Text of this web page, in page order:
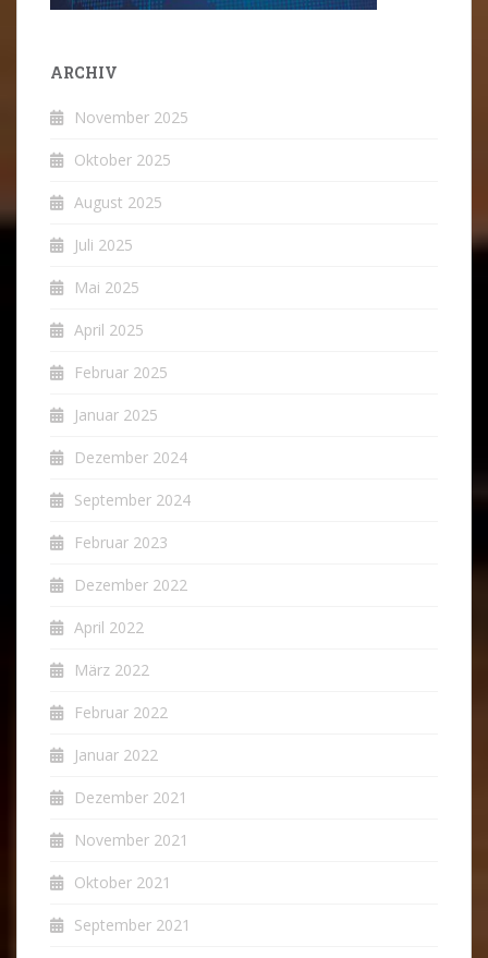
ARCHIV
November 2025
Oktober 2025
August 2025
Juli 2025
Mai 2025
April 2025
Februar 2025
Januar 2025
Dezember 2024
September 2024
Februar 2023
Dezember 2022
April 2022
März 2022
Februar 2022
Januar 2022
Dezember 2021
November 2021
Oktober 2021
September 2021